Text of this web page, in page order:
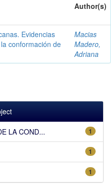
Author(s)
Evidencias
conformación de
Macias
Madero,
Adriana
1
LA COND...
1
1